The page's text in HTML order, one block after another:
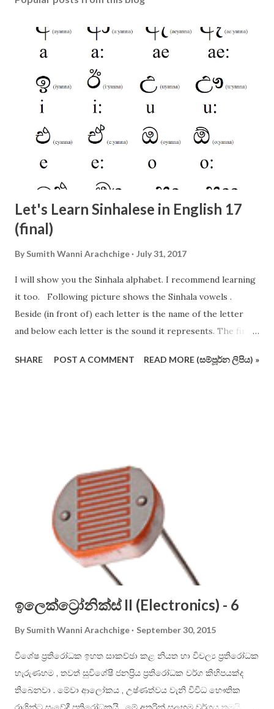
Let's Learn Sinhalese in English 17
(final)
By Sumith Wanni Arachchige July 31, 2017
I will show you the Sinhala alphabet. I recommend learning
it too. Following picture shows the Sinhala vowels .
Beside (in front of) each letter is the name of the letter
and below each letter is the sound it represents. The first
the consonants of Sinhala alphabet (not in the conventional
alphabet is phonetic (that is, each letter shall have one
dedicated sound only), therefore it is easier to use than
English alphabet. Consonant letters cannot be sounded on
their own, and you have to use vowels to aid in them to be
pronounced. In English, you just place the vowel just after
the constant. For example: ...
SHARE POST A COMMENT READ MORE (සම්පූර්න ලිපිය) »
ඉලෙක්ට්‍රෝනික්ස් II (Electronics) - 6
By Sumith Wanni Arachchige September 30, 2015
විශේෂ ප්‍රතිරෝධක ඉහත සාකච්ඡා කළ නියත හා විචල්‍ය ප්‍රතිරෝධක
හැරුණහම , තවත් සුවිශේෂී ජනප්‍රිය ප්‍රතිරෝධක වර්ග කිහිපයක්ද
තිබෙනවා . මේවා ආලෝකය , උෂ්ණත්වය වැනි විවිධ භෞතික